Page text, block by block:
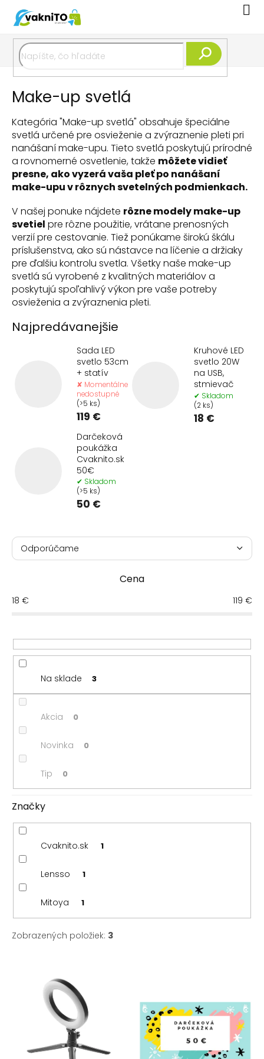
obsah
Make-up svetlá
Kategória "Make-up svetlá" obsahuje špeciálne
svetlá určené pre osvieženie a zvýraznenie pleti pri
nanášaní make-upu. Tieto svetlá poskytujú prírodné
a rovnomerné osvetlenie, takže môžete vidieť
presne, ako vyzerá vaša pleť po nanášaní
make-upu v rôznych svetelných podmienkach.
V našej ponuke nájdete rôzne modely make-up
svetiel pre rôzne použitie, vrátane prenosných
verzií pre cestovanie. Tiež ponúkame širokú škálu
príslušenstva, ako sú nástavce na líčenie a držiaky
pre ďalšiu kontrolu svetla. Všetky naše make-up
svetlá sú vyrobené z kvalitných materiálov a
poskytujú spoľahlivý výkon pre vaše potreby
osvieženia a zvýraznenia pleti.
Najpredávanejšie
Sada LED
svetlo 53cm
+ statív
✘ Momentálne
nedostupné
(>5 ks)
119 €
Kruhové LED
svetlo 20W
na USB,
stmievač
✔ Skladom
(2 ks)
18 €
Darčeková
poukážka
Cvaknito.sk
50€
✔ Skladom
(>5 ks)
50 €
R
d
i
r
o
d
k
Odporúčame
Abecedne
Cena
18 € 119 €
Na sklade 3
Akcia 0
Novinka 0
Tip 0
Značky
Cvaknito.sk 1
Lensso 1
Mitoya 1
Zobrazených položiek: 3